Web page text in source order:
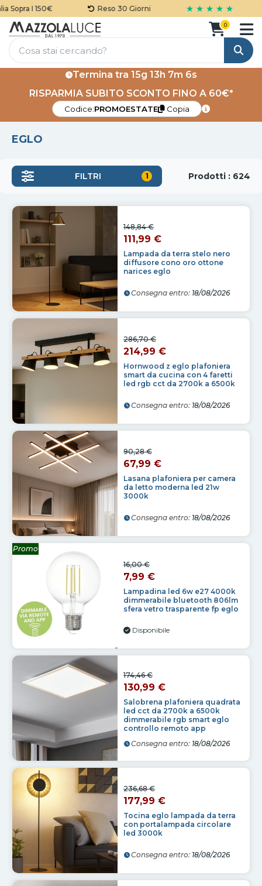
Reso 30 Giorni ★ ★ ★ ★ ★
Cerca
0
Termina tra 15g 13h 7m 3s
RISPARMIA SUBITO SCONTO FINO A 60€*
Codice:PROMOESTATE Copia
EGLO
FILTRI 1 Prodotti : 624
Lampada da terra stelo nero
diffusore cono oro ottone
narices eglo
148,84 €
111,99 €
Consegna entro: 18/08/2026
Hornwood z eglo plafoniera
smart da cucina con 4 faretti
led rgb cct da 2700k a 6500k
286,70 €
214,99 €
Consegna entro: 18/08/2026
Lasana plafoniera per camera
da letto moderna led 21w
3000k
90,28 €
67,99 €
Consegna entro: 18/08/2026
Lampadina led 6w e27 4000k
dimmerabile bluetooth 806lm
sfera vetro trasparente fp eglo
16,00 €
7,99 €
Disponibile
Promo
Salobrena plafoniera quadrata
led cct da 2700k a 6500k
dimmerabile rgb smart eglo
controllo remoto app
174,46 €
130,99 €
Consegna entro: 18/08/2026
Tocina eglo lampada da terra
con portalampada circolare
led 3000k
236,68 €
177,99 €
Consegna entro: 18/08/2026